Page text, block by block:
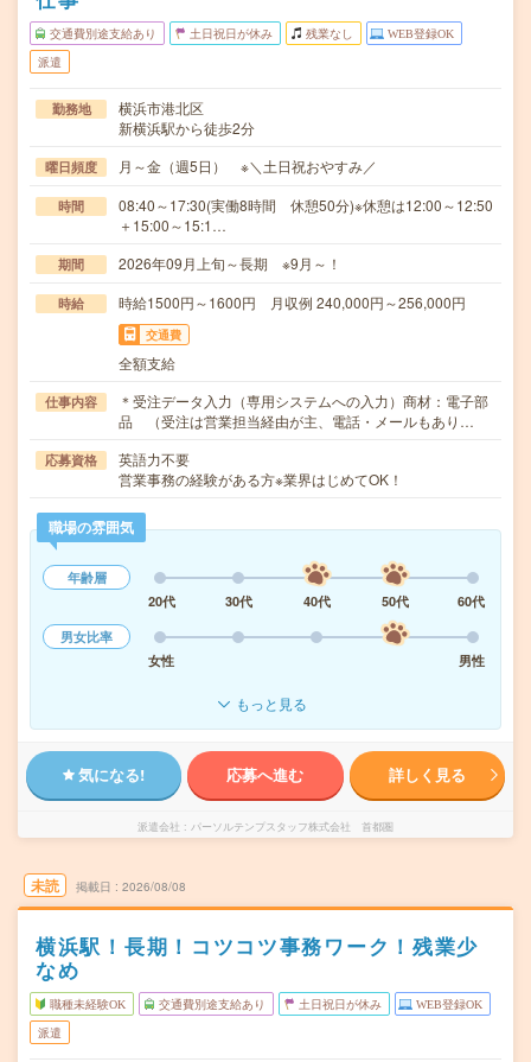
交通費別途支給あり 土日祝日が休み 残業なし WEB登録OK
派遣
勤務地
横浜市港北区
新横浜駅から徒歩2分
曜日頻度 月～金（週5日） ※＼土日祝おやすみ／
時間
08:40～17:30(実働8時間 休憩50分)※休憩は12:00～12:50
＋15:00～15:1…
期間 2026年09月上旬～長期 ※9月～！
時給 時給1500円～1600円 月収例 240,000円～256,000円
交通費
全額支給
仕事内容
＊受注データ入力（専用システムへの入力）商材：電子部
品 （受注は営業担当経由が主、電話・メールもあり…
応募資格
英語力不要
営業事務の経験がある方※業界はじめてOK！
職場の雰囲気
年齢層
20代
30代 40代 50代
60代
男女比率
女性
男性
もっと見る
気になる! 応募へ進む 詳しく見る
派遣会社 パーソルテンプスタッフ株式会社 首都圏
未読 掲載日 2026/08/08
横浜駅！長期！コツコツ事務ワーク！残業少
なめ
職種未経験OK 交通費別途支給あり 土日祝日が休み WEB登録OK
派遣